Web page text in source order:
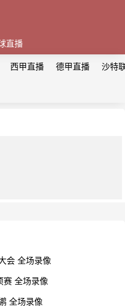
直播
西甲直播 德甲直播 沙特
会 全场录像
赛 全场录像
全场录像